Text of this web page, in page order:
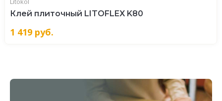
Клей плиточный LITOFLEX K80
1 419 руб.